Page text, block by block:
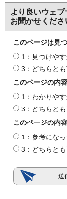
より良いウェ
お聞かせくださ
このページは見
1：見つけや
3：どちらと
このページの内
1：わかりや
3：どちらと
このページの内
1：参考になっ
3：どちらと